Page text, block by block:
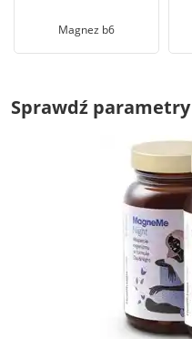
Magnez b6
Sprawdź parametry